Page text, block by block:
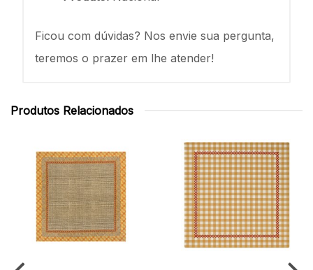
Ficou com dúvidas? Nos envie sua pergunta,
teremos o prazer em lhe atender!
Produtos Relacionados